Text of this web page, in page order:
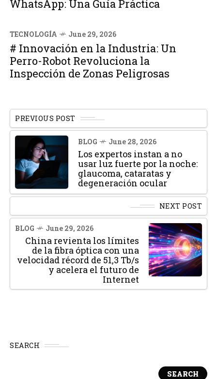
WhatsApp: Una Guía Práctica
TECNOLOGÍA June 29, 2026
# Innovación en la Industria: Un
Perro-Robot Revoluciona la
Inspección de Zonas Peligrosas
PREVIOUS POST
BLOG June 28, 2026
Los expertos instan a no
usar luz fuerte por la noche:
glaucoma, cataratas y
degeneración ocular
NEXT POST
BLOG June 29, 2026
China revienta los límites
de la fibra óptica con una
velocidad récord de 51,3 Tb/s
y acelera el futuro de
Internet
SEARCH
SEARCH